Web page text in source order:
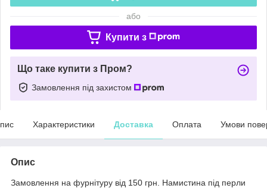
або
Купити з
Що таке купити з Пром?
Замовлення під захистом
Характеристики Доставка Оплата Умови
Опис
Замовлення на фурнітуру від 150 грн. Намистина під перли